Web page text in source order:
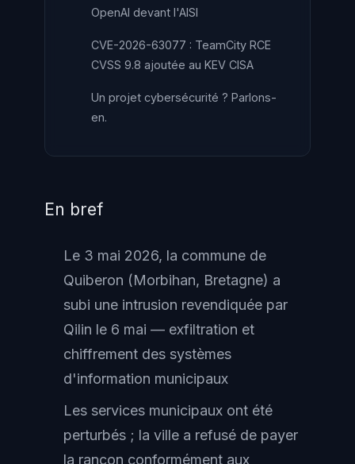
OpenAI devant l'AISI
CVE-2026-63077 : TeamCity RCE
CVSS 9.8 ajoutée au KEV CISA
Un projet cybersécurité ? Parlons-
en.
En bref
Le 3 mai 2026, la commune de
Quiberon (Morbihan, Bretagne) a
subi une intrusion revendiquée par
Qilin le 6 mai — exfiltration et
chiffrement des systèmes
d'information municipaux
Les services municipaux ont été
perturbés ; la ville a refusé de payer
la rançon conformément aux